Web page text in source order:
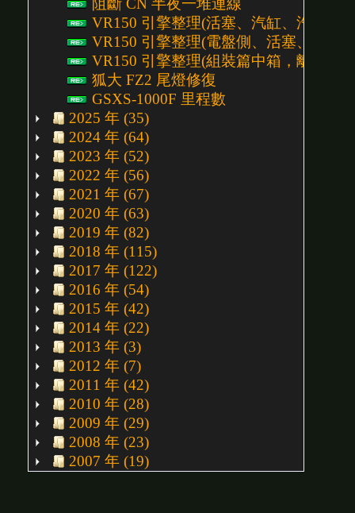
阻斷 CN 半夜一堆連線
VR150 引擎整理(活塞、汽缸、汽缸頭
VR150 引擎整理(電盤側、活塞、汽缸
VR150 引擎整理(組裝篇中箱，離合器
狐大 FZ2 尾燈修復
GSXS-1000F 里程數
2025 年 (35)
2024 年 (64)
2023 年 (52)
2022 年 (56)
2021 年 (67)
2020 年 (63)
2019 年 (82)
2018 年 (115)
2017 年 (122)
2016 年 (54)
2015 年 (42)
2014 年 (22)
2013 年 (3)
2012 年 (7)
2011 年 (42)
2010 年 (28)
2009 年 (29)
2008 年 (23)
2007 年 (19)